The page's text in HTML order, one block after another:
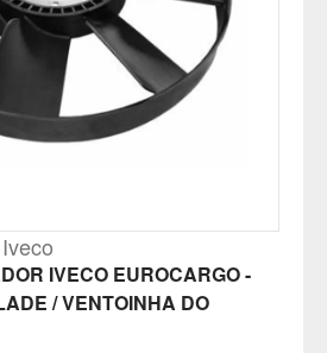
IVECO EUROCARGO -
/ VENTOINHA DO